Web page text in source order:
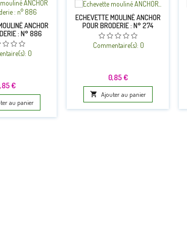
ANCHOR
: N° 886
0
€
au panier
ECHEVETTE MOULINÉ ANCHOR
POUR BRODERIE : N° 274
Commentaire(s): 0
Prix
0,85 €
 Ajouter au panier